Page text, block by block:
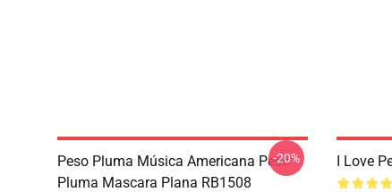
Peso Pluma Música Americana Peso
Pluma Mascara Plana RB1508
-20% I Love